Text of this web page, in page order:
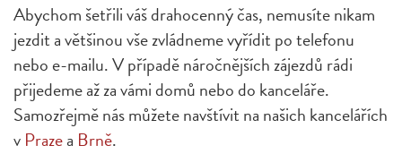
Abychom šetřili váš drahocenný čas, nemusíte nikam
jezdit a většinou vše zvládneme vyřídit po telefonu
nebo e-mailu. V případě náročnějších zájezdů rádi
přijedeme až za vámi domů nebo do kanceláře.
Samozřejmě nás můžete navštívit na našich kancelářích
v Prazea Brně.